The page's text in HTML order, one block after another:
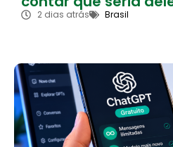
2 dias atrás Brasil